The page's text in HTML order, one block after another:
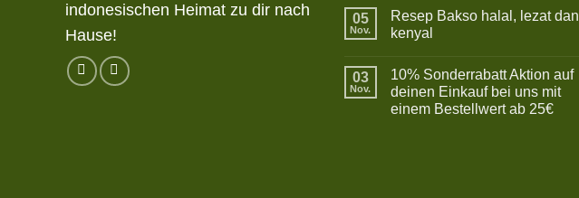
indonesischen Heimat zu dir nach
Hause!
Betriebsurlaub
05
Nov.
Resep Bakso halal, lezat dan
kenyal
zu
Resep
Bakso
halal,
03
Nov.
10% Sonderrabatt Aktion auf
deinen Einkauf bei uns mit
einem Bestellwert ab 25€